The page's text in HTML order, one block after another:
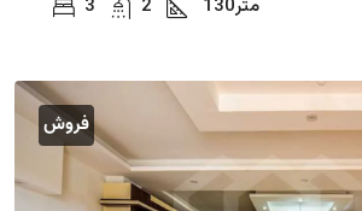
3
2 130متر
فروش